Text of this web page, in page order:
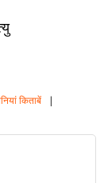
किताबें |